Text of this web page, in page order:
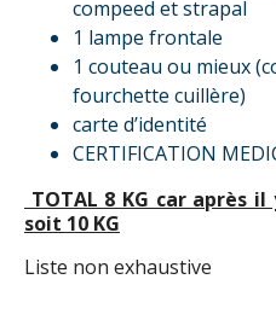
compeed et strapal
1 lampe frontale
1 couteau ou mieux
fourchette cuillère)
carte d’identité
CERTIFICATION
TOTAL 8 KG car après
soit 10 KG
Liste non exhaustive